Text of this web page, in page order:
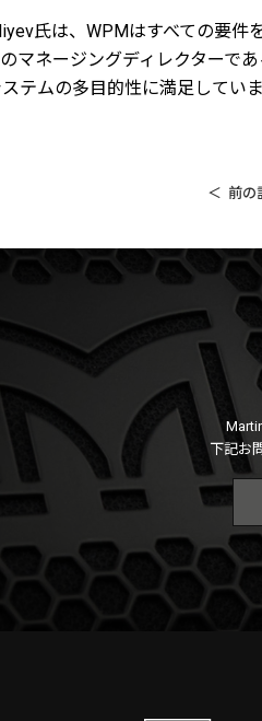
氏は、WPMはすべての要件
マネージングディレクターで
テムの多目的性に満足してい
前の
下記お